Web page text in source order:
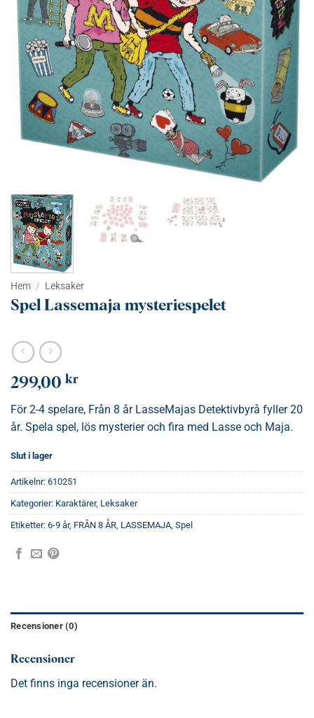
Hem / Leksaker
Spel Lassemaja mysteriespelet
299,00 kr
För 2-4 spelare, Från 8 år LasseMajas Detektivbyrå fyller 20
år. Spela spel, lös mysterier och fira med Lasse och Maja.
Slut i lager
Artikelnr: 610251
Kategorier: Karaktärer, Leksaker
Etiketter: 6-9 år, FRÅN 8 ÅR LASSEMAJA Spel
Recensioner (0)
Recensioner
Det finns inga recensioner än.